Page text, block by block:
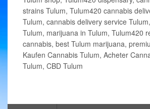
strains Tulum, Tulum420 cannabis
Tulum, cannabis delivery service
Tulum, marijuana in Tulum, Tulum420
cannabis, best Tulum marijuana,
Kaufen Cannabis Tulum, Acheter
Tulum, CBD Tulum